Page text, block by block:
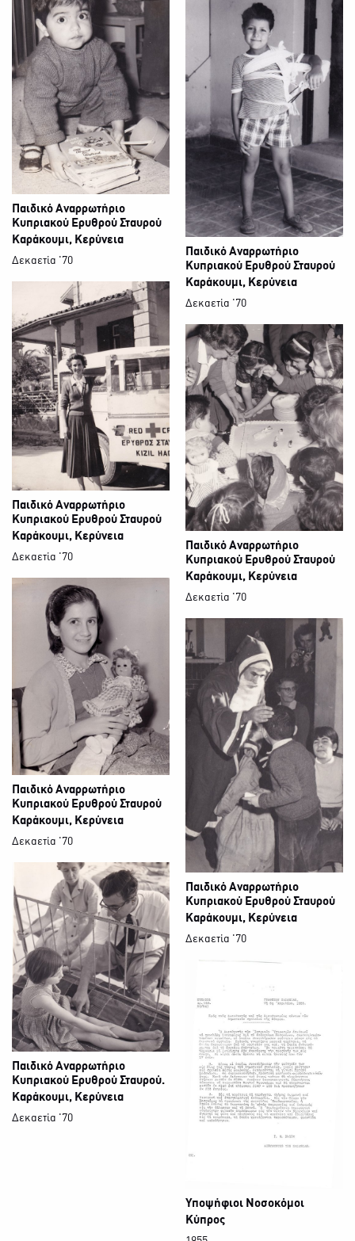
Παιδικό Αναρρωτήριο
Κυπριακού Ερυθρού Σταυρού
Καράκουμι, Κερύνεια
Δεκαετία '70
Παιδικό Αναρρωτήριο
Κυπριακού Ερυθρού Σταυρού
Καράκουμι, Κερύνεια
Δεκαετία '70
Παιδικό Αναρρωτήριο
Κυπριακού Ερυθρού Σταυρού
Καράκουμι, Κερύνεια
Δεκαετία '70
Παιδικό Αναρρωτήριο
Κυπριακού Ερυθρού Σταυρού
Καράκουμι, Κερύνεια
Δεκαετία '70
Παιδικό Αναρρωτήριο
Κυπριακού Ερυθρού Σταυρού
Καράκουμι, Κερύνεια
Δεκαετία '70
Παιδικό Αναρρωτήριο
Κυπριακού Ερυθρού Σταυρού
Καράκουμι, Κερύνεια
Δεκαετία '70
Παιδικό Αναρρωτήριο
Κυπριακού Ερυθρού Σταυρού.
Καράκουμι, Κερύνεια
Δεκαετία '70
Υποψήφιοι Νοσοκόμοι
Κύπρος